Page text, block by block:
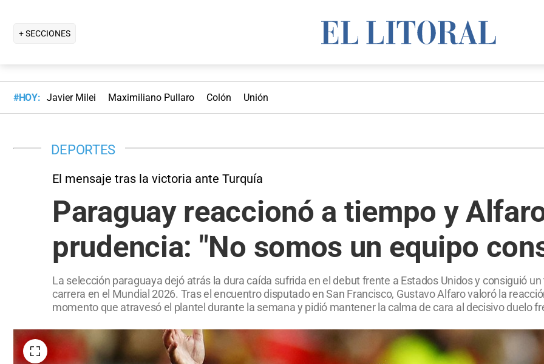
+ SECCIONES
#HOY: Javier Milei Maximiliano Pullaro Colón Unión
DEPORTES
El mensaje tras la victoria ante Turquía
Paraguay reaccionó a tiempo y
prudencia: "No somos un equipo
La selección paraguaya dejó atrás la dura caída sufrida en el debut frente a Estados Unidos y consiguió
carrera en el Mundial 2026. Tras el encuentro disputado en San Francisco, Gustavo Alfaro valoró la
momento que atravesó el plantel durante la semana y pidió mantener la calma de cara al decisivo duelo